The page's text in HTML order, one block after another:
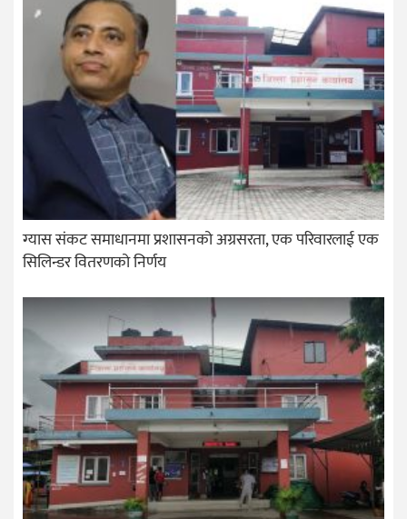
ग्यास संकट समाधानमा प्रशासनको अग्रसरता, एक परिवारलाई एक
सिलिन्डर वितरणको निर्णय